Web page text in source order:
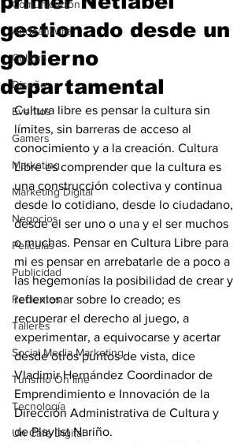
Comunicación
AndeanWire
Cultura
Diseño
Eventos
Gamers
Marketing
Marketing Digital
Negocios
Películas
Publicidad
Recientes
Talleres
Social Media Marketing
Turismo On line
Tecnología
Un Café Digital
gestionado desde un
gobierno
departamental
Cultura libre es pensar la cultura sin
límites, sin barreras de acceso al
conocimiento y a la creación. Cultura
Libre es comprender que la cultura es
una construcción colectiva y continua
desde lo cotidiano, desde lo ciudadano,
desde el ser uno o una y el ser muchos
o muchas. Pensar en Cultura Libre para
mi es pensar en arrebatarle de a poco a
las hegemonías la posibilidad de crear y
reflexionar sobre lo creado; es
recuperar el derecho al juego, a
experimentar, a equivocarse y acertar
desde otros puntos de vista, dice
Vladimir Hernández Coordinador de
Emprendimiento e Innovación de la
Dirección Administrativa de Cultura y
de Playlist Nariño.